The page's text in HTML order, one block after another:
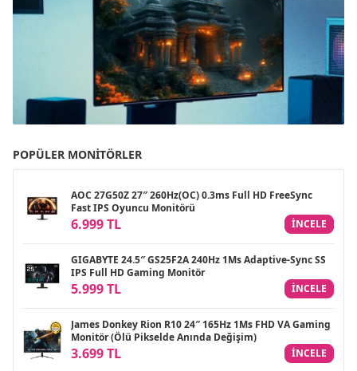
POPÜLER MONITÖRLER
AOC 27G50Z 27″ 260Hz(OC) 0.3ms Full HD FreeSync
Fast IPS Oyuncu Monitörü
6.999 TL INCELE
GIGABYTE 24.5″ GS25F2A 240Hz 1Ms Adaptive-Sync SS
IPS Full HD Gaming Monitör
5.999 TL INCELE
James Donkey Rion R10 24″ 165Hz 1Ms FHD VA Gaming
Monitör (Ölü Pikselde Anında Değişim)
3.699 TL INCELE